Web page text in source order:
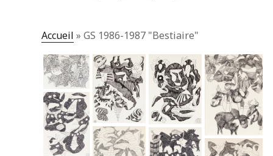
Accueil »GS 1986-1987 "Bestiaire"